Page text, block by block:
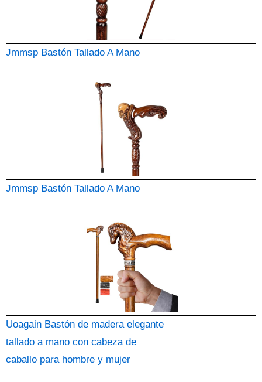
Jmmsp Bastón Tallado A Mano
Jmmsp Bastón Tallado A Mano
Uoagain Bastón de madera elegante
tallado a mano con cabeza de
caballo para hombre y mujer